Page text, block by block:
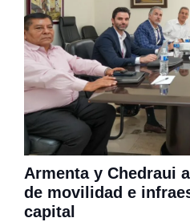
Armenta y Chedraui
de movilidad e
capital